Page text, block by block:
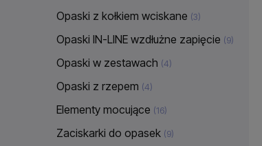
Opaski z kołkiem wciskane (3)
Opaski IN-LINE wzdłużne zapięcie (9)
Opaski w zestawach (4)
Opaski z rzepem (4)
Elementy mocujące (16)
Zaciskarki do opasek (9)